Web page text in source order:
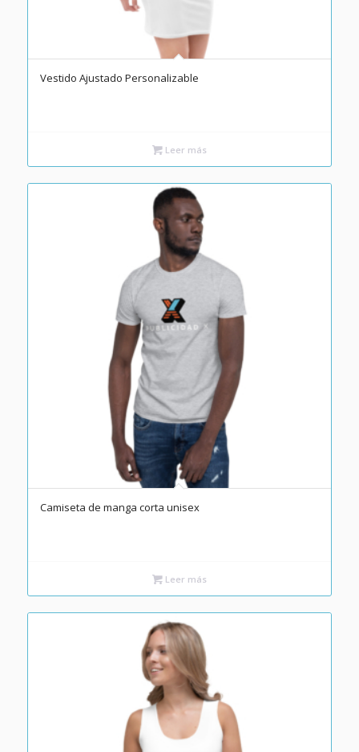
Vestido Ajustado Personalizable
Leer más
Camiseta de manga corta unisex
Leer más